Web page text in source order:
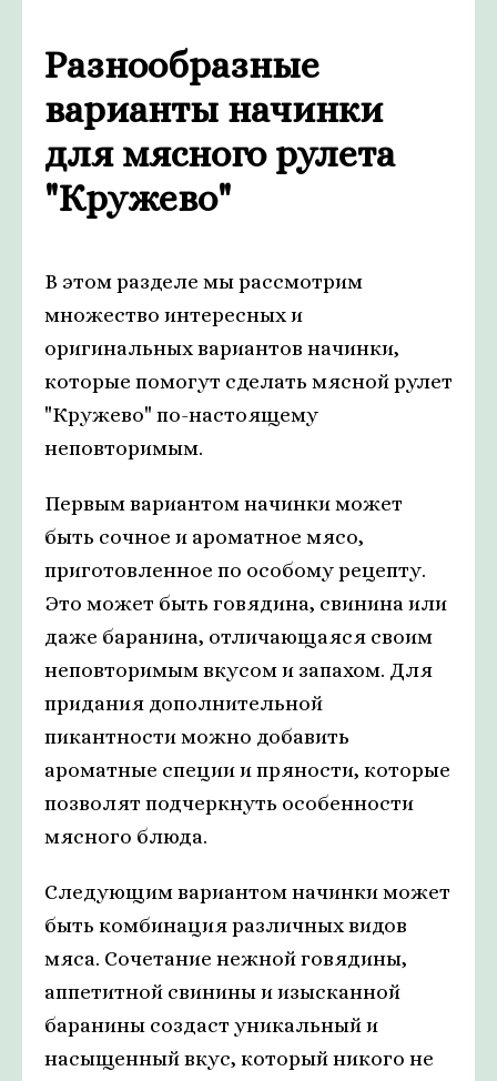
Разнообразные
варианты начинки
для мясного рулета
"Кружево"
В этом разделе мы рассмотрим
множество интересных и
оригинальных вариантов начинки,
которые помогут сделать мясной рулет
"Кружево" по-настоящему
неповторимым.
Первым вариантом начинки может
быть сочное и ароматное мясо,
приготовленное по особому рецепту.
Это может быть говядина, свинина или
даже баранина, отличающаяся своим
неповторимым вкусом и запахом. Для
придания дополнительной
пикантности можно добавить
ароматные специи и пряности, которые
позволят подчеркнуть особенности
мясного блюда.
Следующим вариантом начинки может
быть комбинация различных видов
мяса. Сочетание нежной говядины,
аппетитной свинины и изысканной
баранины создаст уникальный и
насыщенный вкус, который никого не